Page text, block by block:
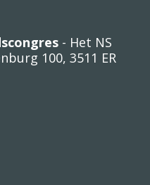
- Het NS
100, 3511 ER